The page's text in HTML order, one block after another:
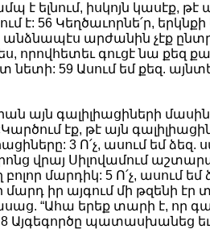
ելնում, իսկոյն կասէք, թէ
է: 56 Կեղծաւորնե՛ր,
անձնապէս արժանին չէք
որովհետեւ գուցէ նա քեզ
59 Ասում եմ քեզ.
այն գալիլիացիների
էք, թէ այն
3 Ո՛չ, ասում եմ
վրայ Սիլովամում
մարդիկ: 5 Ո՛չ, ասում
իր այգում մի թզենի
“Ահա երեք տարի է, որ
8 Այգեգործը պատասխանեց